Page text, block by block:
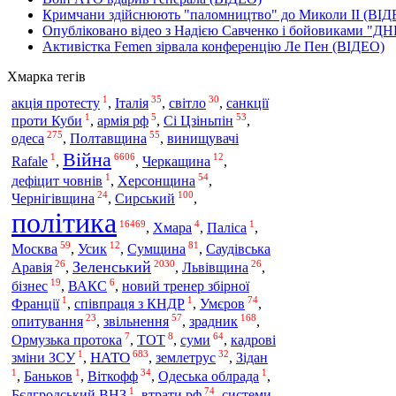
Кримчани здійснюють "паломництво" до Миколи ІІ
Опубліковано відео з Надією Савченко і бойовиками
Активістка Femen зірвала конференцію Ле Пен (ВІДЕО)
Хмарка тегів
акція протесту 1 , Італія 35, світло 30, санкції
проти Куби 1 , армія рф 5, Сі Цзіньпін 53,
одеса 275, Полтавщина 55, винищувачі
Rafale 1 , Війна 6606, Черкащина 12,
дефіцит човнів 1 , Херсонщина 54,
Чернігівщина 24, Сирський 100,
політика 16469, Хмара 4, Паліса 1 ,
Москва 59, Усик 12, Сумщина 81 , Саудівська
Аравія 26, Зеленський 2030, Львівщина 26,
бізнес 19, ВАКС 6, новий тренер збірної
Франції 1 , співпраця з КНДР 1 , Умєров 74,
опитування 23, звільнення 57, зрадник 168,
Ормузька протока 7, ТОТ 8, суми 64, кадрові
зміни ЗСУ 1 , НАТО 683, землетрус 32, Зідан
1, Баньков 1, Віткофф 34, Одеська облрада 1,
1 74